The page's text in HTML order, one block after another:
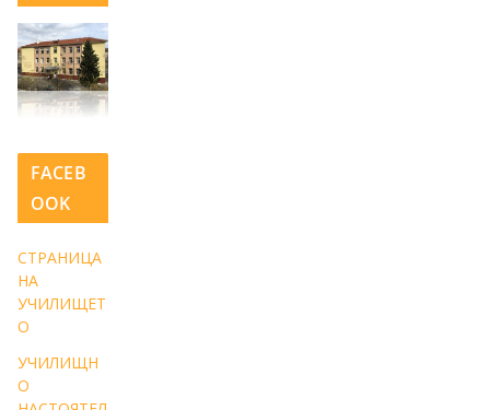
FACEB
OOK
СТРАНИЦА
НА
УЧИЛИЩЕТ
О
УЧИЛИЩН
О